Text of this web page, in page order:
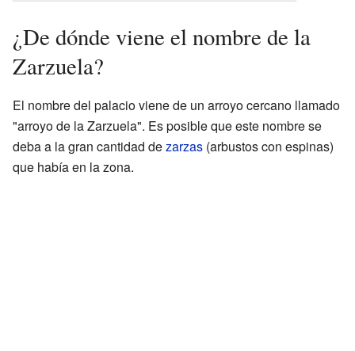
¿De dónde viene el nombre de la
Zarzuela?
El nombre del palacio viene de un arroyo cercano llamado
"arroyo de la Zarzuela". Es posible que este nombre se
deba a la gran cantidad dezarzas (arbustos con espinas)
que había en la zona.